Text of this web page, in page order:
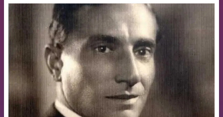
FCB Barcelona badge